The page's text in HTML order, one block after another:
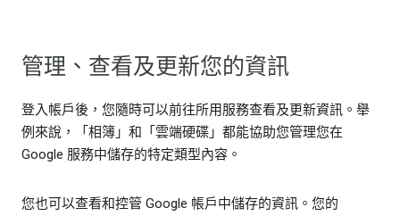
管理、查看及更新您的資訊
登入帳戶後，您隨時可以前往所用服務查看及更新資訊。舉
例來說，「相簿」和「雲端硬碟」都能協助您管理您在
Google 服務中儲存的特定類型內容。
您也可以查看和控管 Google 帳戶中儲存的資訊。您的